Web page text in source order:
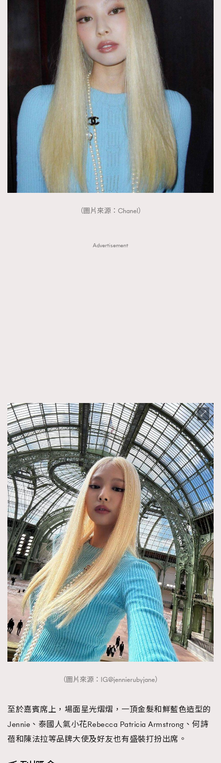
（圖片來源：Chanel）
Advertisement
（圖片來源：IG@jennierubyjane）
至於嘉賓席上，場面星光熠熠，一頂金髮和鮮藍色造型的
Jennie、泰國人氣小花Rebecca Patricia Armstrong、何詩
蓓和陳法拉等品牌大使及好友也有盛裝打扮出席。